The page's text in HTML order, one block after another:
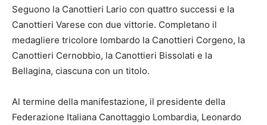
Seguono la Canottieri Lario con quattro successi e la
Canottieri Varese con due vittorie. Completano il
medagliere tricolore lombardo la Canottieri Corgeno, la
Canottieri Cernobbio, la Canottieri Bissolati e la
Bellagina, ciascuna con un titolo.
Al termine della manifestazione, il presidente della
Federazione Italiana Canottaggio Lombardia, Leonardo